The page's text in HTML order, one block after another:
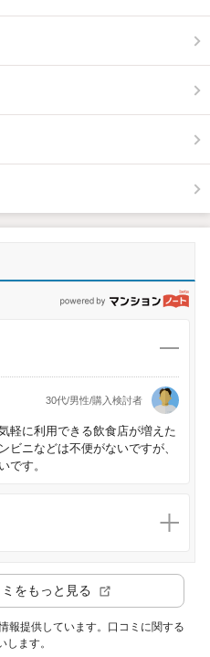
30代/男性/購入検討者
軽に利用できる飲食店が増えた
ビニなどは不便がないですが、
です。
をもっと見る
情報提供しています。口コミに関する
します。